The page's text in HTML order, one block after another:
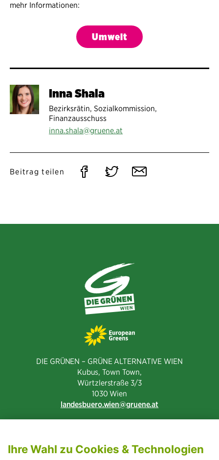
mehr Informationen:
Umwelt
Inna Shala
Bezirksrätin, Sozialkommission,
Finanzausschuss
inna.shala@gruene.at
Beitrag teilen
Auf Auf Per
DIE GRÜNEN – GRÜNE ALTERNATIVE WIEN
Kubus, Town Town,
Würtzlerstraße 3/3​
1030 Wien
landesbuero.wien
gruene.at